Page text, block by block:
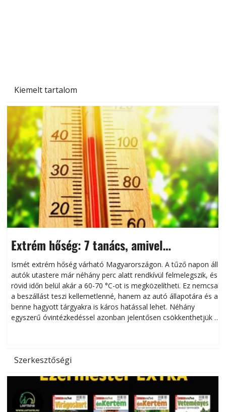
Kiemelt tartalom
Extrém hőség: 7 tanács, amivel
megóvhatjuk autónkat a nyári károktól
Ismét extrém hőség várható Magyarországon. A tűző napon álló
autók utastere már néhány perc alatt rendkívül felmelegszik, és
rövid időn belül akár a 60-70 °C-ot is megközelítheti. Ez nemcsak
a beszállást teszi kellemetlenné, hanem az autó állapotára és a
benne hagyott tárgyakra is káros hatással lehet. Néhány
egyszerű óvintézkedéssel azonban jelentősen csökkenthetjük a
Szerkesztőségi